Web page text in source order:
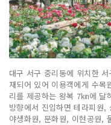
대구 서구 중리동에 위치한
재되어 있어 이용객에게 수
리를 제공하는 왕복 7㎞에 달
방향에서 진입하면 테라피원
야생화원, 문화원, 이현공원,